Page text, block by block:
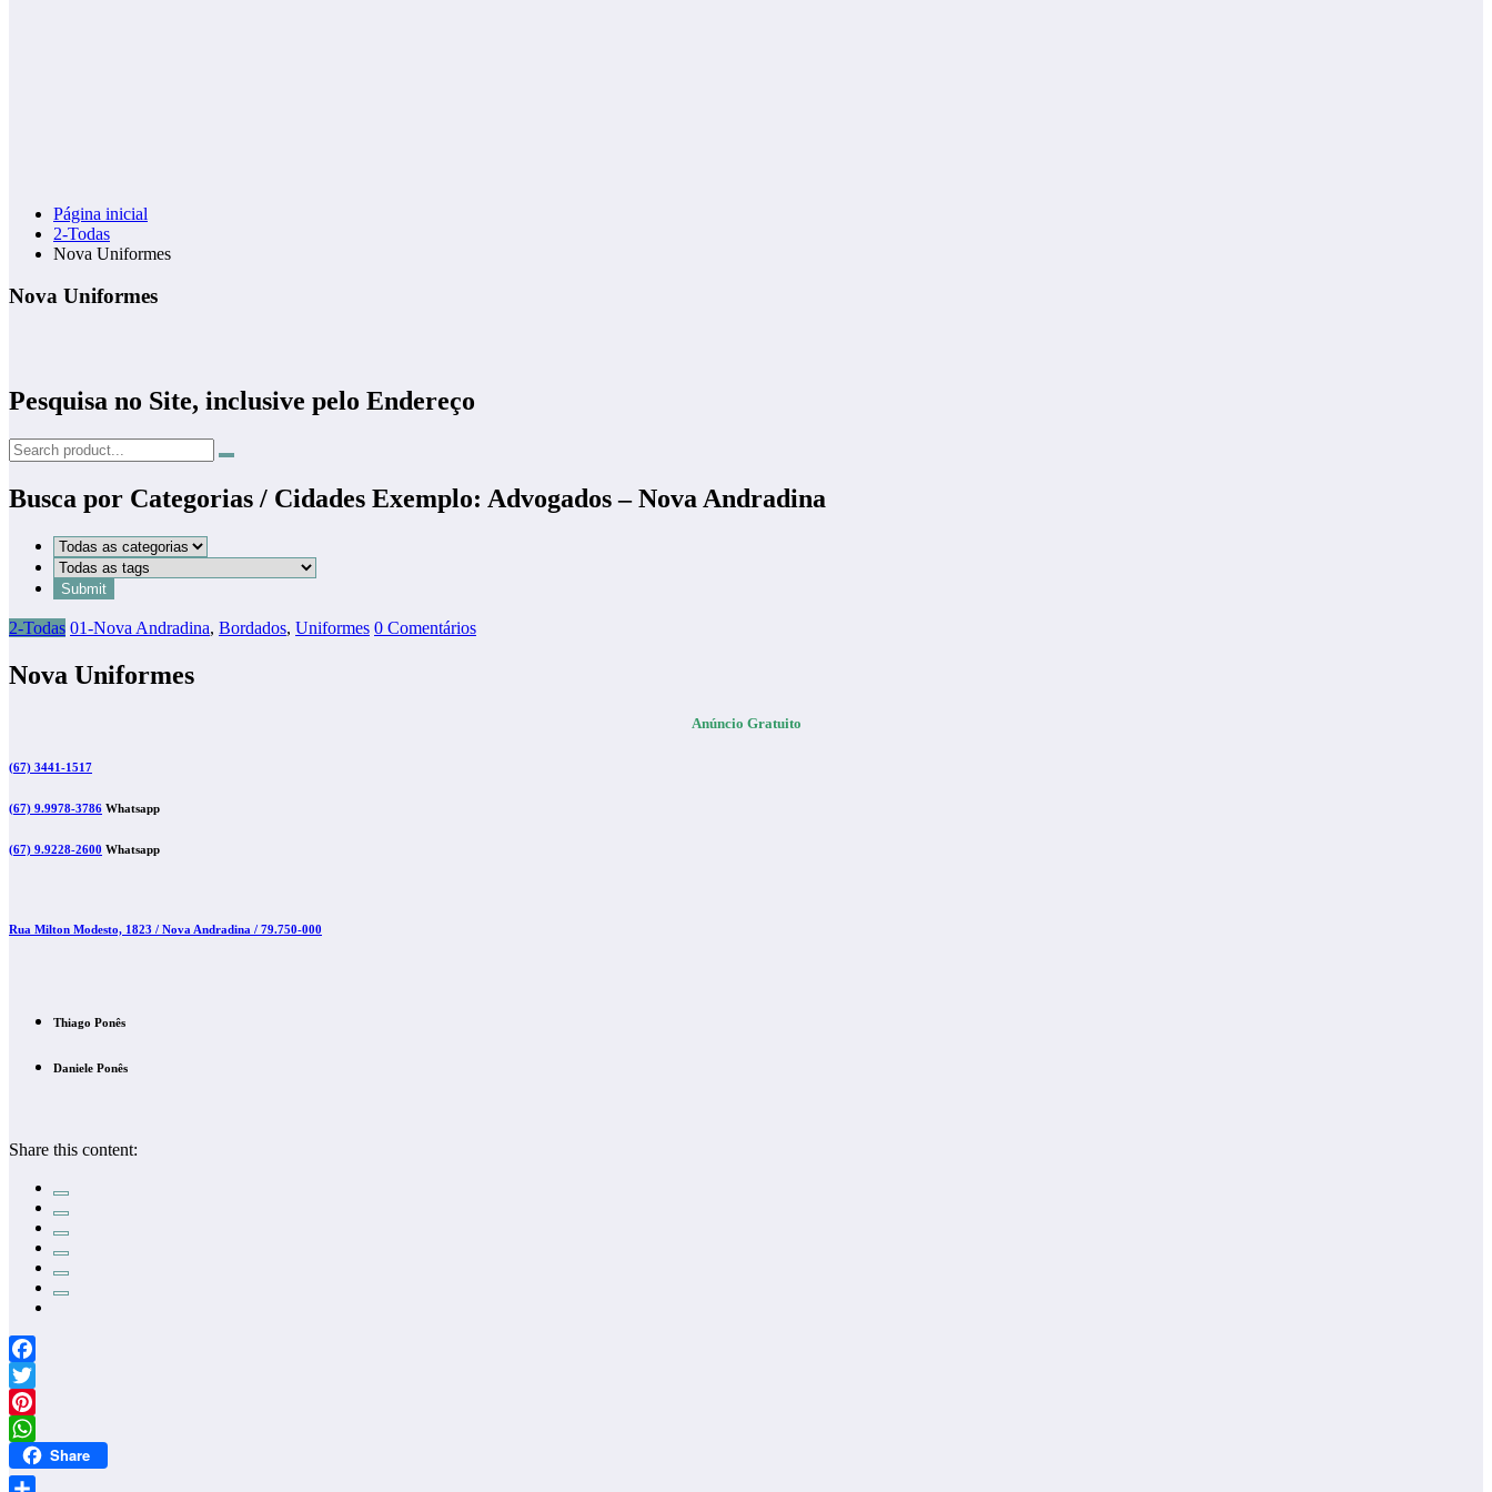
Página inicial
2-Todas
Nova Uniformes
Nova Uniformes
Pesquisa no Site, inclusive pelo Endereço
Busca por Categorias / Cidades Exemplo: Advogados – Nova Andradina
2-Todas 01-Nova Andradina, Bordados, Uniformes 0 Comentários
Nova Uniformes
Anúncio Gratuito
(67) 3441-1517
(67) 9.9978-3786 Whatsapp
(67) 9.9228-2600 Whatsapp
Rua Milton Modesto, 1823 / Nova Andradina / 79.750-000
Thiago Ponês
Daniele Ponês
Share this content:
Facebook
Twitter
Pinterest
WhatsApp
Share